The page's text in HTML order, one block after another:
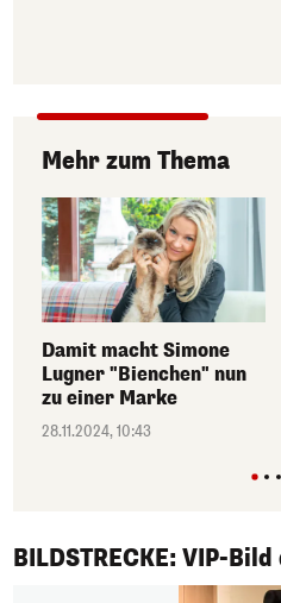
Mehr zum Thema
Damit macht Simone
Lugner "Bienchen" nun
zu einer Marke
28.11.2024, 10:43
BILDSTRECKE: VIP-
1/50